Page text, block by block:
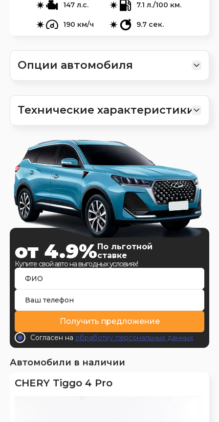
147 л.с. 7.1 л./100 км.
190 км/ч 9.7 сек.
Опции автомобиля
Технические характеристики
от 4.9%По льготной
ставке
Купите свой авто на выгодных условиях!
Получить предложение
Согласен на обработку персональных данных
Автомобили в наличии
CHERY Tiggo 4 Pro